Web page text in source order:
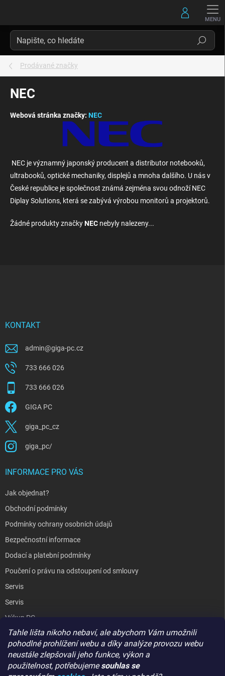
Tahle lišta nikoho nebaví, ale abychom Vám umožnili
pohodlné prohlížení webu a díky analýze provozu webu
neustále zlepšovali jeho funkce, výkon a
použitelnost, potřebujemesouhlas se
Hledat
Prodávané značky
NEC
Webová stránka značky: NEC
NEC je významný japonský producent a distributor notebooků,
ultrabooků, optické mechaniky, displejů a mnoha dalšího. U nás v
České republice je společnost známá zejména svou odnoží NEC
Diplay Solutions, která se zabývá výrobou monitorů a projektorů.
Žádné produkty značkyNEC nebyly nalezeny...
KONTAKT
admin@giga-pc.cz
733 666 026
733 666 026
GIGA PC
giga_pc_cz
giga_pc/
INFORMACE PRO VÁS
Jak objednat?
Obchodní podmínky
Podmínky ochrany osobních údajů
Bezpečnostní informace
Dodací a platební podmínky
Poučení o právu na odstoupení od smlouvy
Servis
Servis
Výkup PC
Kopírování / laminování
Hodnocení obchodu